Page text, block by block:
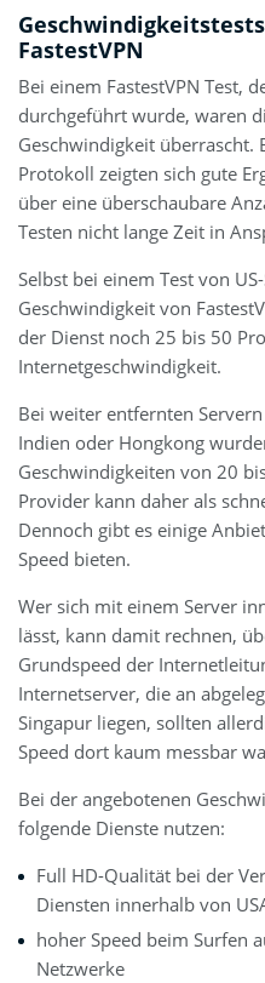
FastestVPN
Bei einem FastestVPN Test,
durchgeführt wurde, waren
Geschwindigkeit überrascht.
Protokoll zeigten sich gute
über eine überschaubare
Testen nicht lange Zeit in
Selbst bei einem Test von
Geschwindigkeit von
der Dienst noch 25 bis 50
Internetgeschwindigkeit.
Bei weiter entfernten
Indien oder Hongkong
Geschwindigkeiten von 20
Provider kann daher als
Dennoch gibt es einige
Speed bieten.
Wer sich mit einem Server
lässt, kann damit rechnen,
Grundspeed der
Internetserver, die an
Singapur liegen, sollten
Speed dort kaum messbar
Bei der angebotenen
folgende Dienste nutzen:
Full HD-Qualität bei der
Diensten innerhalb von
hoher Speed beim Surfen
Netzwerke